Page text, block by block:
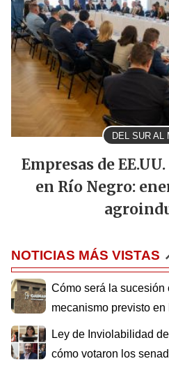
DEL SUR AL
Empresas de
en Río Negro:
NOTICIAS MÁS VISTAS
Cómo será la sucesión
mecanismo previsto
Ley de Inviolabilidad
cómo votaron los